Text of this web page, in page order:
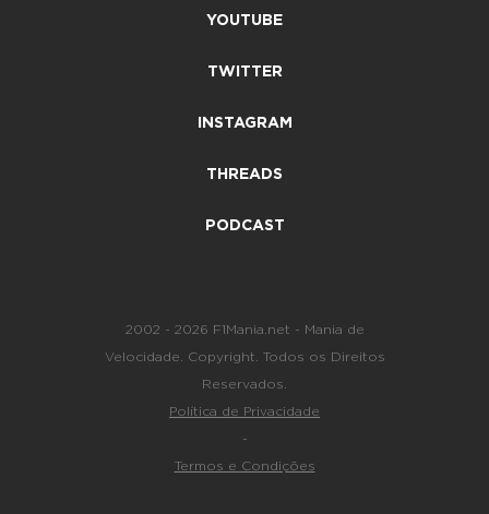
YOUTUBE
TWITTER
INSTAGRAM
THREADS
PODCAST
2002 - 2026 F1Mania.net - Mania de
Velocidade. Copyright. Todos os Direitos
Reservados.
Política de Privacidade
-
Termos e Condições